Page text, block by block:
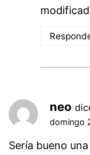
neo
domingo
Sería bueno